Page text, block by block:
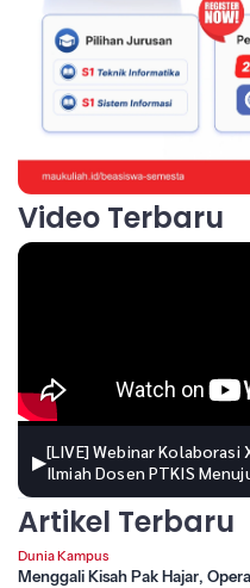
Video Terbaru
▶[LIVE] Webinar Kolaborasi
Ilmiah Dosen PTKIS
Artikel Terbaru
Dunia Kampus
Menggali Kisah Pak Hajar,